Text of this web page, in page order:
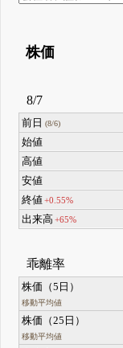
登録すると永久
株価
8/7
前日 (8/6)
始値
高値
安値
終値+0.55%
出来高 +65%
乖離率
株価（5日）
移動平均値
株価（25日）
移動平均値